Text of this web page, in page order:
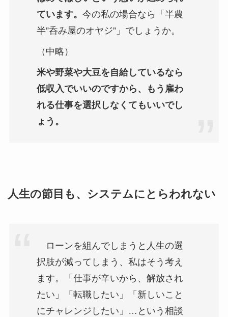
ています。 今の私の場合なら「半農
半”呑み屋のオヤジ”」でしょうか。
（中略）
米や野菜や大豆を自給しているなら
低収入でいいのですから、もう雇わ
れる仕事を選択しなくてもいいでし
ょう。
人生の節目も、システムにとらわれない
ローンを組んでしまうと人生の選
択肢が減ってしまう、私はそう考え
ます。「仕事が辛いから、解放され
たい」「転職したい」「新しいこと
にチャレンジしたい」…という相談